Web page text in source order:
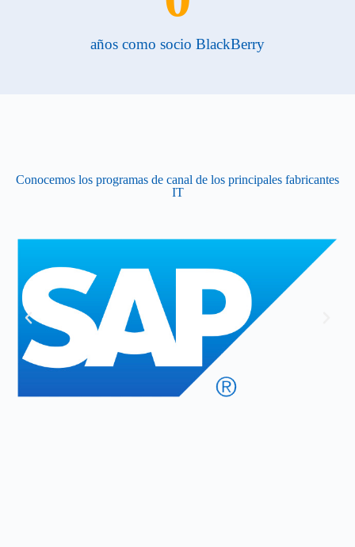
años como socio BlackBerry
Conocemos los programas de canal de los principales fabricantes
IT